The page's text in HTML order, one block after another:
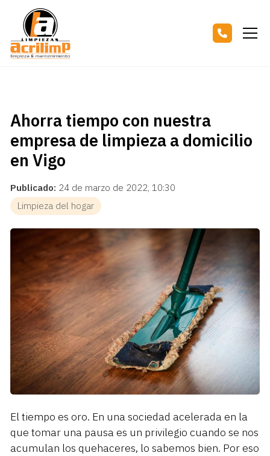
Ahorra tiempo con nuestra
empresa de limpieza a domicilio
en Vigo
Publicado: 24 de marzo de 2022, 10:30
Limpieza del hogar
El tiempo es oro. En una sociedad acelerada en la
que tomar una pausa es un privilegio cuando se nos
acumulan los quehaceres, lo sabemos bien. Por eso